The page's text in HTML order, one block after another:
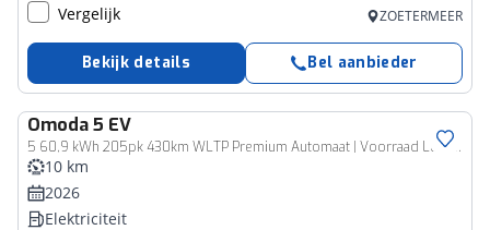
Vergelijk ZOETERMEER
Bekijk details Bel aanbieder
Omoda5 EV
5 60,9 kWh 205pk 430km WLTP Premium Automaat | Voorraad Leverbaar | 7 jaar Garantie | Schuif-kanteldak | SONY Audio | Adaptieve Cruisecontrol |
10 km
2026
Elektriciteit